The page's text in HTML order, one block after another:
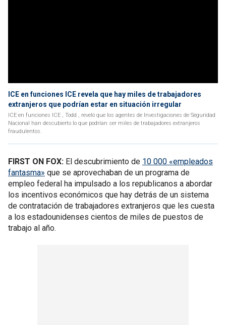
ICE en funciones ICE revela que hay miles de trabajadores
extranjeros que podrían estar en situación irregular
ICE en funciones ICE , Todd , reveló que los agentes de Investigaciones de Seguridad
Nacional han descubierto lo que podrían ser miles de trabajadores extranjeros
fraudulentos.
FIRST ON FOX: El descubrimiento de 10 000 «empleados
fantasma» que se aprovechaban de un programa de
empleo federal ha impulsado a los republicanos a abordar
los incentivos económicos que hay detrás de un sistema
de contratación de trabajadores extranjeros que les cuesta
a los estadounidenses cientos de miles de puestos de
trabajo al año.